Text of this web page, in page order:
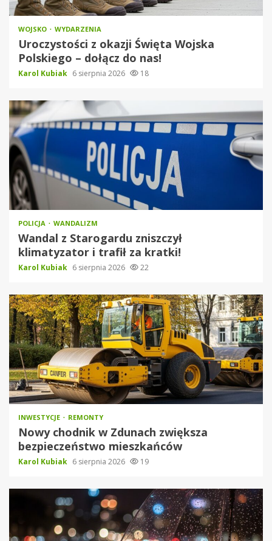
WOJSKO WYDARZENIA
Uroczystości z okazji Święta Wojska
Polskiego – dołącz do nas!
Karol Kubiak 6 sierpnia 2026 18
POLICJA WANDALIZM
Wandal z Starogardu zniszczył
klimatyzator i trafił za kratki!
Karol Kubiak 6 sierpnia 2026 22
INWESTYCJE REMONTY
Nowy chodnik w Zdunach zwiększa
bezpieczeństwo mieszkańców
Karol Kubiak 6 sierpnia 2026 19